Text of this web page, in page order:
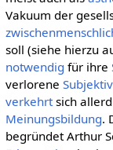
Vakuum der
soll (siehe hierzu
notwendig für ihre
verlorene
verkehrtsich
Meinungsbildung.
begründet Arthur